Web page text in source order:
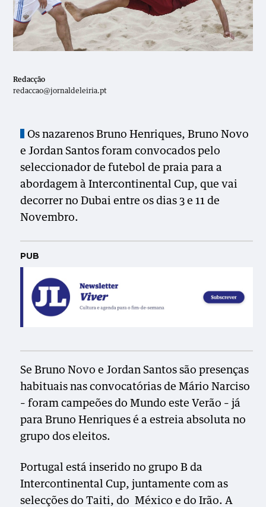
Redacção
redaccao@jornaldeleiria.pt
Os nazarenos Bruno Henriques, Bruno Novo
e Jordan Santos foram convocados pelo
seleccionador de futebol de praia para a
abordagem à Intercontinental Cup, que vai
decorrer no Dubai entre os dias 3 e 11 de
Novembro.
PUB
Se Bruno Novo e Jordan Santos são presenças
habituais nas convocatórias de Mário Narciso
– foram campeões do Mundo este Verão – já
para Bruno Henriques é a estreia absoluta no
grupo dos eleitos.
Portugal está inserido no grupo B da
Intercontinental Cup, juntamente com as
selecções do Taiti, doMéxico e do Irão. A